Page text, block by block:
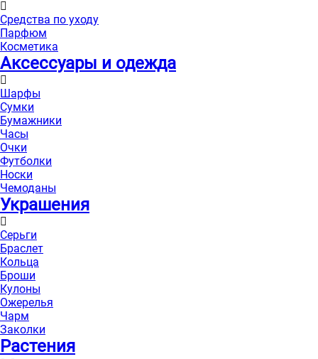
Средства по уходу
Парфюм
Косметика
Аксессуары и одежда
Шарфы
Сумки
Бумажники
Часы
Очки
Футболки
Носки
Чемоданы
Украшения
Серьги
Браслет
Кольца
Броши
Кулоны
Ожерелья
Чарм
Заколки
Растения